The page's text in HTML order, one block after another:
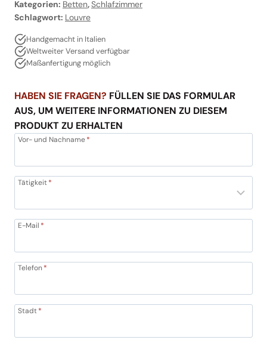
Kategorien: Betten,Schlafzimmer
Schlagwort: Louvre
Handgemacht in Italien
Weltweiter Versand verfügbar
Maßanfertigung möglich
HABEN SIE FRAGEN? FÜLLEN SIE DAS FORMULAR
AUS, UM WEITERE INFORMATIONEN ZU DIESEM
PRODUKT ZU ERHALTEN
Vor- und Nachname*
Tätigkeit*
E-Mail *
Telefon*
Stadt*